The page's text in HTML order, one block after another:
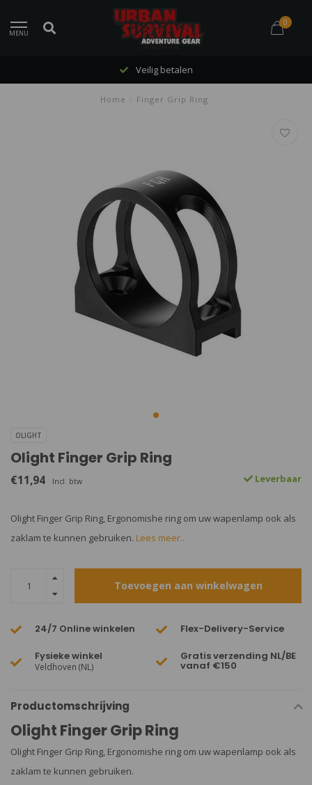
MENU
0
Veilig betalen
Home Finger Grip Ring
OLIGHT
Olight Finger Grip Ring
€11,94 Incl. btw Leverbaar
Olight Finger Grip Ring, Ergonomishe ring om uw wapenlamp ook als
zaklam te kunnen gebruiken. Lees meer..
Toevoegen aan winkelwagen
24/7 Online winkelen Flex-Delivery-Service
Fysieke winkel
Veldhoven (NL)
Gratis verzending NL/BE
vanaf €150
Productomschrijving
Olight Finger Grip Ring
Olight Finger Grip Ring, Ergonomishe ring om uw wapenlamp ook als
zaklam te kunnen gebruiken.